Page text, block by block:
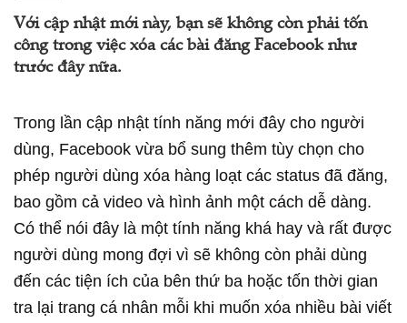
Với cập nhật mới này, bạn sẽ không còn phải tốn
công trong việc xóa các bài đăng Facebook như
trước đây nữa.
Trong lần cập nhật tính năng mới đây cho người
dùng, Facebook vừa bổ sung thêm tùy chọn cho
phép người dùng xóa hàng loạt các status đã đăng,
bao gồm cả video và hình ảnh một cách dễ dàng.
Có thể nói đây là một tính năng khá hay và rất được
người dùng mong đợi vì sẽ không còn phải dùng
đến các tiện ích của bên thứ ba hoặc tốn thời gian
tra lại trang cá nhân mỗi khi muốn xóa nhiều bài viết